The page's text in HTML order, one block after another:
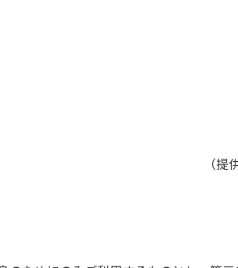
（